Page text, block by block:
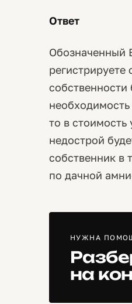
Ответ
Обозначенный
регистрируете
собственности
то в стоимость
недострой
собственник в
по дачной
НУЖНА
на